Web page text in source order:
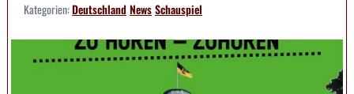
Kategorien:DeutschlandNewsSchauspiel